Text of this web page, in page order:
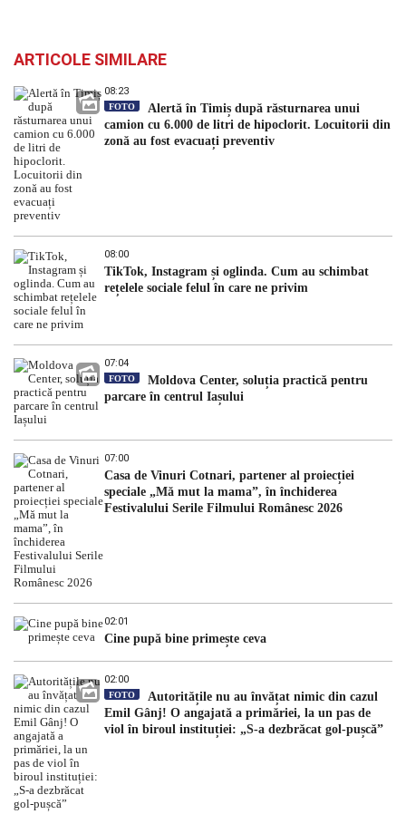
ARTICOLE SIMILARE
08:23
FOTO
Alertă în Timiș după răsturnarea unui
camion cu 6.000 de litri de hipoclorit. Locuitorii din
zonă au fost evacuați preventiv
08:00
TikTok, Instagram și oglinda. Cum au schimbat
rețelele sociale felul în care ne privim
07:04
FOTO
Moldova Center, soluția practică pentru
parcare în centrul Iașului
07:00
Casa de Vinuri Cotnari, partener al proiecției
speciale „Mă mut la mama”, în închiderea
Festivalului Serile Filmului Românesc 2026
02:01
Cine pupă bine primește ceva
02:00
FOTO
Autoritățile nu au învățat nimic din cazul
Emil Gânj! O angajată a primăriei, la un pas de
viol în biroul instituției: „S-a dezbrăcat gol-pușcă”